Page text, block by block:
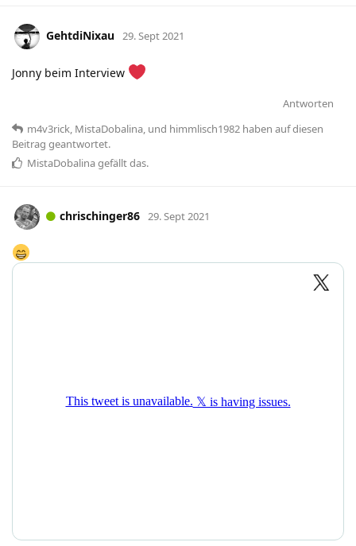
GehtdiNixau 29. Sept 2021
Jonny beim Interview
Antworten
m4v3rick, MistaDobalina, und himmlisch1982 haben auf diesen
Beitrag geantwortet.
MistaDobalinagefällt das.
chrischinger86 29. Sept 2021